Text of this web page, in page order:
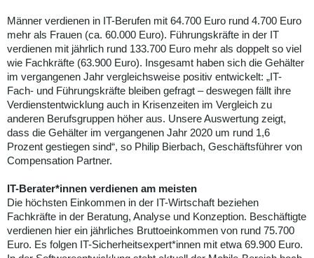
Männer verdienen in IT-Berufen mit 64.700 Euro rund 4.700 Euro
mehr als Frauen (ca. 60.000 Euro). Führungskräfte in der IT
verdienen mit jährlich rund 133.700 Euro mehr als doppelt so viel
wie Fachkräfte (63.900 Euro). Insgesamt haben sich die Gehälter
im vergangenen Jahr vergleichsweise positiv entwickelt: „IT-
Fach- und Führungskräfte bleiben gefragt – deswegen fällt ihre
Verdienstentwicklung auch in Krisenzeiten im Vergleich zu
anderen Berufsgruppen höher aus. Unsere Auswertung zeigt,
dass die Gehälter im vergangenen Jahr 2020 um rund 1,6
Prozent gestiegen sind“, so Philip Bierbach, Geschäftsführer von
Compensation Partner.
IT-Berater*innen verdienen am meisten
Die höchsten Einkommen in der IT-Wirtschaft beziehen
Fachkräfte in der Beratung, Analyse und Konzeption. Beschäftigte
verdienen hier ein jährliches Bruttoeinkommen von rund 75.700
Euro. Es folgen IT-Sicherheitsexpert*innen mit etwa 69.900 Euro.